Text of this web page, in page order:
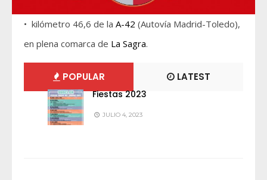
• kilómetro 46,6 de la A-42 (Autovía Madrid-Toledo),
en plena comarca de La Sagra.
POPULAR LATEST
Fiestas 2023
JULIO 4, 2023